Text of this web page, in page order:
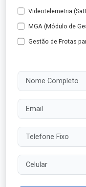
Videotelemetria
MGA (Módulo de
Gestão de Frotas
Nome Completo
Email
Telefone Fixo
Celular